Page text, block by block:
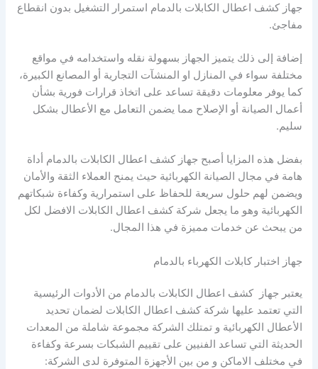
جهاز كشف اعطال الكابلات بالدمام استمرار التشغيل بدون انقطاع
مفاجئ.
إضافة إلى ذلك يتميز الجهاز بسهولة نقله واستخدامه في مواقع
مختلفة سواء في المنازل او المنشآت التجارية أو المصانع الكبيرة،
كما يوفر معلومات دقيقة تساعد على اتخاذ قرارات فورية بشأن
أعمال الصيانة أو الإصلاح مما يضمن التعامل مع الأعطال بشكل
سليم.
بفضل هذه المزايا أصبح جهاز كشف اعطال الكابلات بالدمام أداة
هامة في مجال الصيانة الكهربائية حيث يمنح العملاء الثقة والأمان
ويضمن لهم حلول سريعة للحفاظ على استمرارية وكفاءة شبكاتهم
الكهربائية وهو ما يجعل شركة كشف اعطال الكابلات الافضل لكل
من يبحث عن خدمات مميزة في هذا المجال.
جهاز اختبار كابلات الكهرباء بالدمام
يعتبر جهاز كشف اعطال الكابلات بالدمام من الأدوات الرئيسية
التي تعتمد عليها شركة كشف اعطال الكابلات لضمان تحديد
الأعطال الكهربائية و تمتلك الشركة مجموعة شاملة من المعدات
الحديثة التي تساعد الفنيين على تقييم الشبكات بسرعة وكفاءة
في مختلف الاماكن و من بين الأجهزة المتوفرة لدى الشركة: